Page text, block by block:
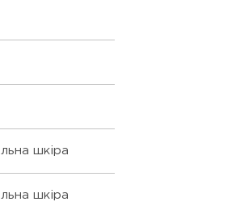
шкіра
шкіра